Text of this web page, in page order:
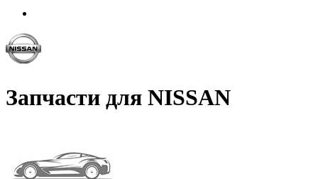
Запчасти для NISSAN